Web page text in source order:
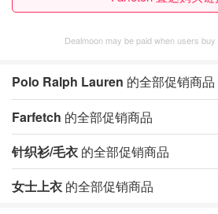
Dealmoon may be paid when users buy
Polo Ralph Lauren 的全部促销商品
Farfetch 的全部促销商品
针织衫/毛衣 的全部促销商品
女士上衣 的全部促销商品